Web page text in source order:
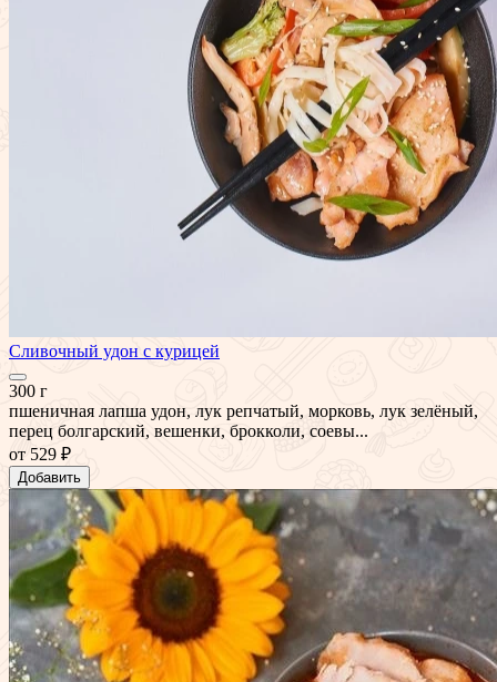
Сливочный удон с курицей
300 г
пшеничная лапша удон, лук репчатый, морковь, лук зелёный,
перец болгарский, вешенки, брокколи, соевы...
от 529 ₽
Добавить